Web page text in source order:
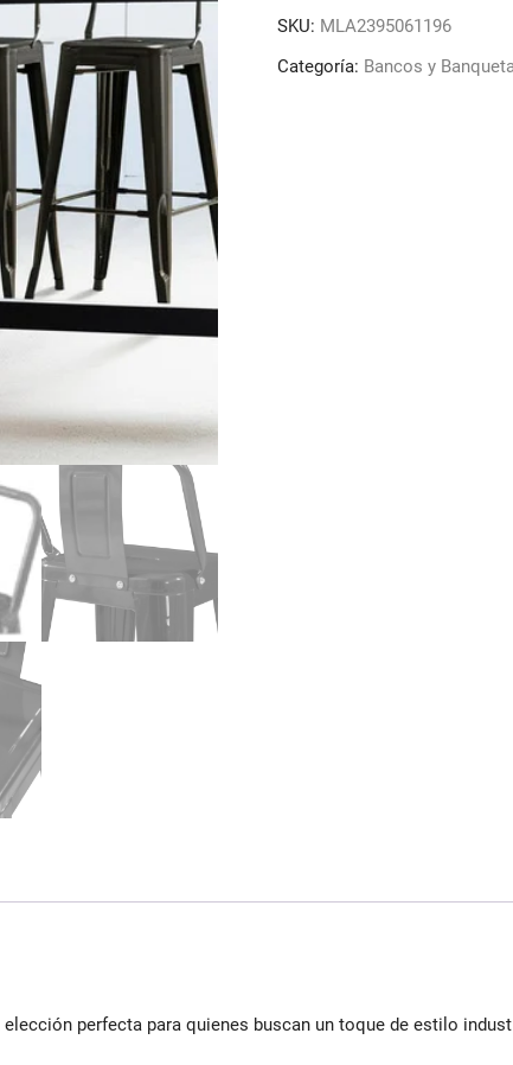
SKU: MLA2395061196
Categoría: Bancos y
perfecta para quienes buscan un toque de estilo